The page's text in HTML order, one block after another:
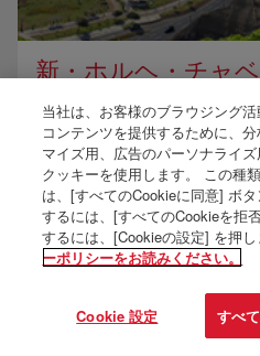
新・ホルヘ・チャ
マ）
インタラクティブマップを見る
乗り継ぎ方法
無料Wi-Fi
空港に到着
アクセシビリティ
当社は、お客様のブラウジング
コンテンツを提供するために、
マイズ用、広告のパーソナライ
クッキーを使用します。 この種
は、[すべてのCookieに同意] ボ
するには、[すべてのCookieを拒
するには、[Cookieの設定] を押し
ーポリシーをお読みください。
Cookie 設定 すべ